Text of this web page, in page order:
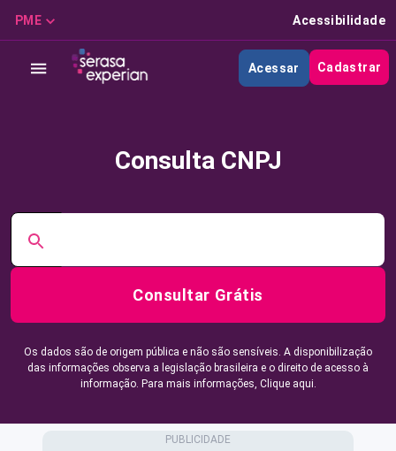
PME Acessibilidade
Acessar Cadastrar
Consulta CNPJ
Consultar Grátis
Os dados são de origem pública e não são sensíveis. A disponibilização
das informações observa a legislação brasileira e o direito de acesso à
informação. Para mais informações, Clique aqui.